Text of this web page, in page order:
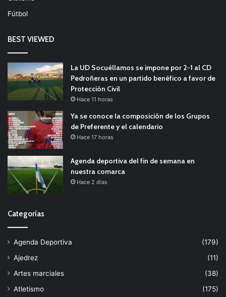
Fútbol
BEST VIEWED
La UD Socuéllamos se impone por 2-1 al CD
Pedroñeras en un partido benéfico a favor de
Protección Civil
Hace 11 horas
Ya se conoce la composición de los Grupos
de Preferente y el calendario
Hace 17 horas
Agenda deportiva del fin de semana en
nuestra comarca
Hace 2 días
Categorías
Agenda Deportiva
(179)
Ajedrez
(11)
Artes marciales
(38)
Atletismo
(175)